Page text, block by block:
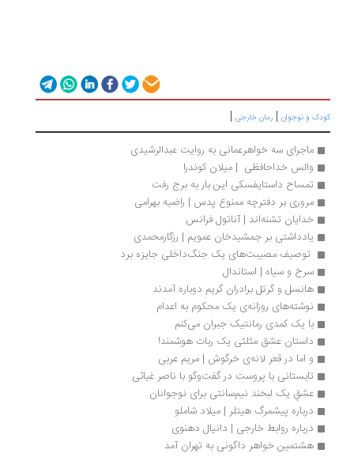
و نوجوان |رمان خارجی|
ماجرای سه خواهرعمانی به روایت عبدالرشیدی
والس خداحافظی  | میلان کوندرا
تمساح داستایفسکی این بار به برج رفت
مروری بر دفترچه ممنوع پدس | راضیه بهرامی
خدایان تشنه‌اند | آناتول فرانس
یادداشتی بر جمشیدخان عمویم | رزگارمحمدی
توصیف مصیبت‌های یک جنگ‌داخلی جایزه برد
سرخ و سیاه | استاندال
هانسل و گرتل برادران گریم دوباره آمدند
نوشته‌های روزانه‌‌ی یک محکوم به اعدام
با یک کمدی رمانتیک جبران می‌کنم
داستان عشق مثلثی یک ربات هوشمند!
و اما در قعر لانه‌ی خرگوش | مریم عربی
تابستانی با پروست در گفت‌وگو با ناصر غیاثی
عشقِ یک لبخند نیم‌سانتی برای نوجوانان
درباره پیشمرگ هیتلر | میلاد شاملو
درباره روابط خارجی | دانیال دهنوی
هشتمین خواهر داگونی به تهران آمد